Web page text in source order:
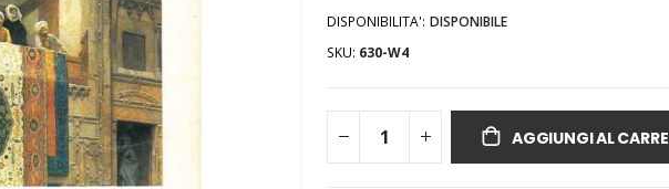
DISPONIBILITA': DISPONIBILE
SKU 630-W4
AGGIUNGI AL